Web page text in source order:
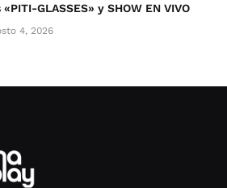
«PITI-GLASSES» y SHOW EN VIVO
4, 2026